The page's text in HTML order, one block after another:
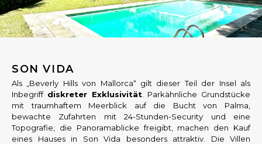
SON VIDA
Als „Beverly Hills von Mallorca“ gilt dieser Teil der Insel als
Inbegriff diskreter Exklusivität. Parkähnliche Grundstücke
mit traumhaftem Meerblick auf die Bucht von Palma,
bewachte Zufahrten mit 24-Stunden-Security und eine
Topografie, die Panoramablicke freigibt, machen den Kauf
eines Hauses in Son Vida besonders attraktiv. Die Villen